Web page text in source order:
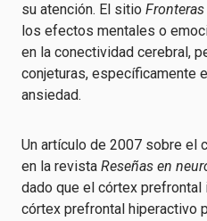
su atención. El sitio Fronteras
los efectos mentales o
en la conectividad cerebral,
conjeturas, específicamente
ansiedad.
Un artículo de 2007 sobre el
en la revista Reseñas en
dado que el córtex prefrontal
córtex prefrontal hiperactivo